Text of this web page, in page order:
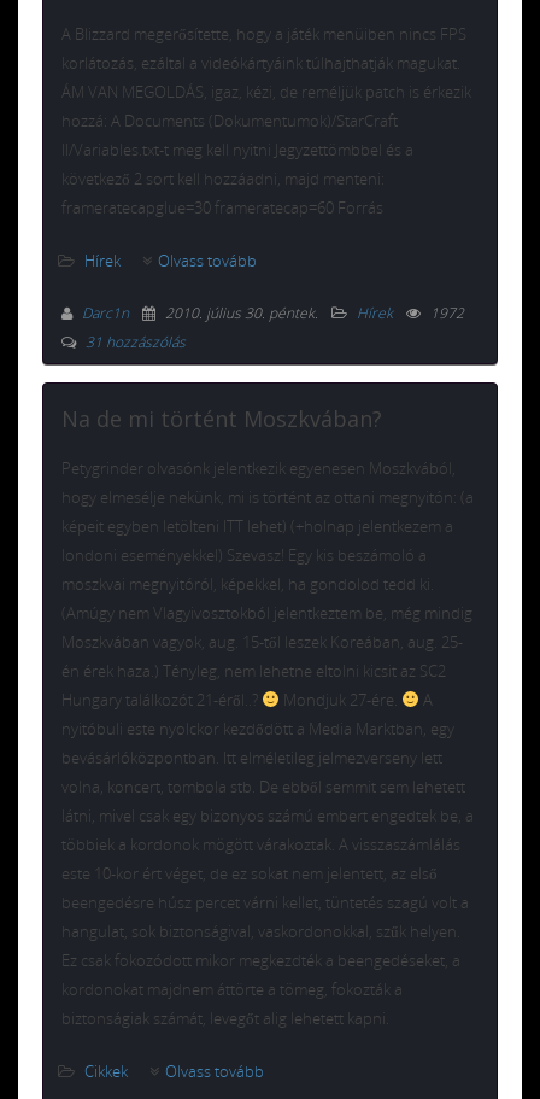
A Blizzard megerősítette, hogy a játék menüiben nincs FPS
korlátozás, ezáltal a videókártyáink túlhajthatják magukat.
ÁM VAN MEGOLDÁS, igaz, kézi, de reméljük patch is érkezik
hozzá: A Documents (Dokumentumok)/StarCraft
II/Variables.txt-t meg kell nyitni Jegyzettömbbel és a
következő 2 sort kell hozzáadni, majd menteni:
frameratecapglue=30 frameratecap=60 Forrás
Hírek Olvass tovább
Darc1n 2010. július 30. péntek. Hírek
1972
31 hozzászólás
Na de mi történt Moszkvában?
Petygrinder olvasónk jelentkezik egyenesen Moszkvából,
hogy elmesélje nekünk, mi is történt az ottani megnyitón: (a
képeit egyben letölteni ITT lehet) (+holnap jelentkezem a
londoni eseményekkel) Szevasz! Egy kis beszámoló a
moszkvai megnyitóról, képekkel, ha gondolod tedd ki.
(Amúgy nem Vlagyivosztokból jelentkeztem be, még mindig
Moszkvában vagyok, aug. 15-től leszek Koreában, aug. 25-
én érek haza.) Tényleg, nem lehetne eltolni kicsit az SC2
Hungary találkozót 21-éről..?
Mondjuk 27-ére.
A
nyitóbuli este nyolckor kezdődött a Media Marktban, egy
bevásárlóközpontban. Itt elméletileg jelmezverseny lett
volna, koncert, tombola stb. De ebből semmit sem lehetett
látni, mivel csak egy bizonyos számú embert engedtek be, a
többiek a kordonok mögött várakoztak. A visszaszámlálás
este 10-kor ért véget, de ez sokat nem jelentett, az első
beengedésre húsz percet várni kellet, tüntetés szagú volt a
hangulat, sok biztonságival, vaskordonokkal, szűk helyen.
Ez csak fokozódott mikor megkezdték a beengedéseket, a
kordonokat majdnem áttörte a tömeg, fokozták a
biztonságiak számát, levegőt alig lehetett kapni.
Cikkek Olvass tovább